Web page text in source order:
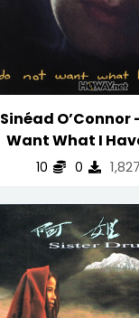
Sinéad O’Connor
Want What I
(Japan First Press
10 0 1,827